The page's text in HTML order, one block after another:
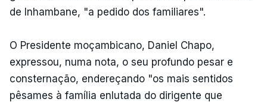
de Inhambane, "a pedido dos familiares".
O Presidente moçambicano, Daniel Chapo,
expressou, numa nota, o seu profundo pesar e
consternação, endereçando "os mais sentidos
pêsames à família enlutada do dirigente que